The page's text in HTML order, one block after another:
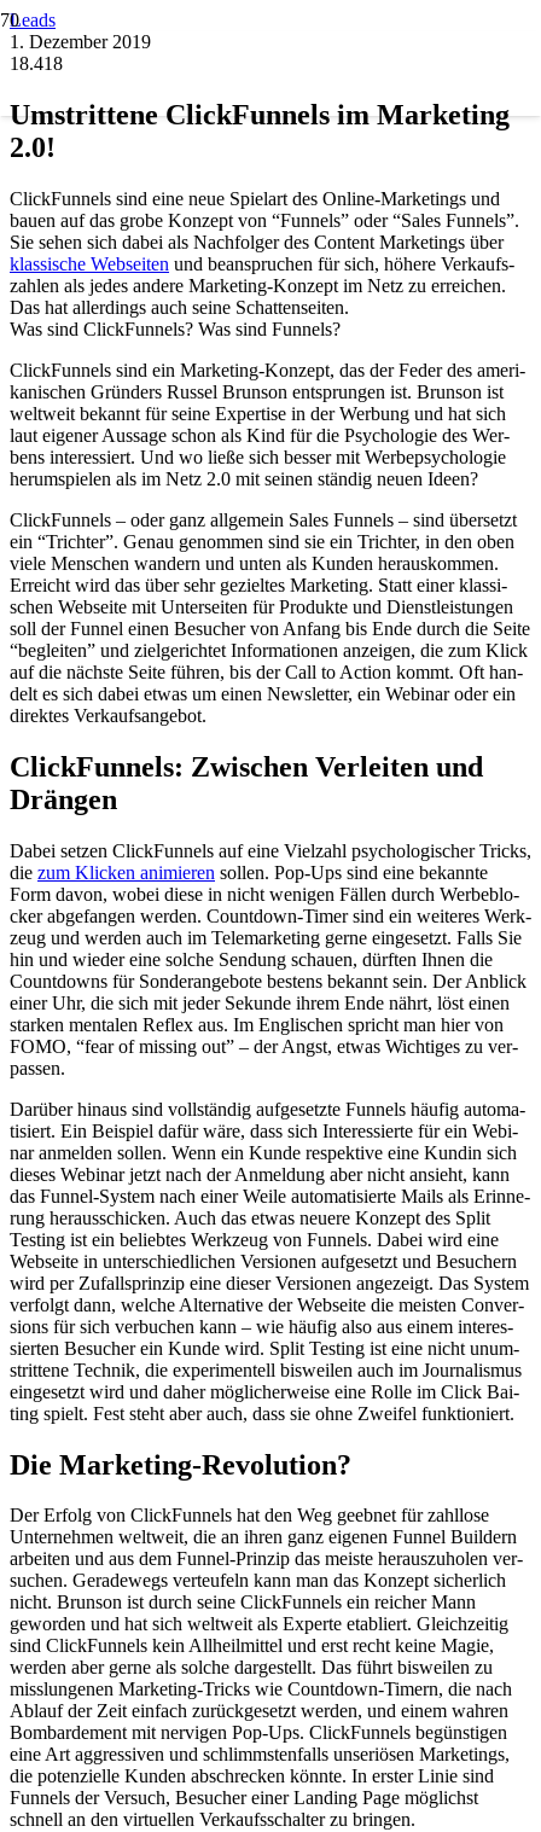
Leads
1. Dezember 2019
18.418
Umstrit­te­ne Click­Fun­nels im Mar­ke­ting
2.0!
Click­Fun­nels sind eine neue Spiel­art des Online-Mar­ke­tings und
bau­en auf das gro­be Kon­zept von “Fun­nels” oder “Sales Fun­nels”.
Sie sehen sich dabei als Nach­fol­ger des Con­tent Mar­ke­tings über
klas­si­sche Web­sei­ten und bean­spru­chen für sich, höhe­re Ver­kaufs­
zah­len als jedes ande­re Mar­ke­ting-Kon­zept im Netz zu errei­chen.
Das hat aller­dings auch sei­ne Schat­ten­sei­ten.
Was sind Click­Fun­nels? Was sind Fun­nels?
Click­Fun­nels sind ein Mar­ke­ting-Kon­zept, das der Feder des ame­ri­
ka­ni­schen Grün­ders Rus­sel Brun­son ent­sprun­gen ist. Brun­son ist
welt­weit bekannt für sei­ne Exper­ti­se in der Wer­bung und hat sich
laut eige­ner Aus­sa­ge schon als Kind für die Psy­cho­lo­gie des Wer­
bens inter­es­siert. Und wo lie­ße sich bes­ser mit Wer­be­psy­cho­lo­gie
her­um­spie­len als im Netz 2.0 mit sei­nen stän­dig neu­en Ideen?
Click­Fun­nels – oder ganz all­ge­mein Sales Fun­nels – sind über­setzt
ein “Trich­ter”. Genau genom­men sind sie ein Trich­ter, in den oben
vie­le Men­schen wan­dern und unten als Kun­den her­aus­kom­men.
Erreicht wird das über sehr geziel­tes Mar­ke­ting. Statt einer klas­si­
schen Web­sei­te mit Unter­sei­ten für Pro­duk­te und Dienst­leis­tun­gen
soll der Fun­nel einen Besu­cher von Anfang bis Ende durch die Sei­te
“beglei­ten” und ziel­ge­rich­tet Infor­ma­tio­nen anzei­gen, die zum Klick
auf die nächs­te Sei­te füh­ren, bis der Call to Action kommt. Oft han­
delt es sich dabei etwas um einen News­let­ter, ein Web­i­nar oder ein
direk­tes Ver­kaufs­an­ge­bot.
Click­Fun­nels: Zwi­schen Ver­lei­ten und
Drän­gen
Dabei set­zen Click­Fun­nels auf eine Viel­zahl psy­cho­lo­gi­scher Tricks,
die zum Kli­cken ani­mie­ren sol­len. Pop-Ups sind eine bekann­te
Form davon, wobei die­se in nicht weni­gen Fäl­len durch Wer­be­blo­
cker abge­fan­gen wer­den. Count­down-Timer sind ein wei­te­res Werk­
zeug und wer­den auch im Tele­mar­ke­ting ger­ne ein­ge­setzt. Falls Sie
hin und wie­der eine sol­che Sen­dung schau­en, dürf­ten Ihnen die
Count­downs für Son­der­an­ge­bo­te bes­tens bekannt sein. Der Anblick
einer Uhr, die sich mit jeder Sekun­de ihrem Ende nährt, löst einen
star­ken men­ta­len Reflex aus. Im Eng­li­schen spricht man hier von
FOMO, “fear of miss­ing out” – der Angst, etwas Wich­ti­ges zu ver­
pas­sen.
Dar­über hin­aus sind voll­stän­dig auf­ge­setz­te Fun­nels häu­fig auto­ma­
ti­siert. Ein Bei­spiel dafür wäre, dass sich Inter­es­sier­te für ein Web­i­
nar anmel­den sol­len. Wenn ein Kun­de respek­ti­ve eine Kun­din sich
die­ses Web­i­nar jetzt nach der Anmel­dung aber nicht ansieht, kann
das Fun­nel-Sys­tem nach einer Wei­le auto­ma­ti­sier­te Mails als Erin­ne­
rung her­aus­schi­cken. Auch das etwas neue­re Kon­zept des Split
Test­ing ist ein belieb­tes Werk­zeug von Fun­nels. Dabei wird eine
Web­sei­te in unter­schied­li­chen Ver­sio­nen auf­ge­setzt und Besu­chern
wird per Zufalls­prin­zip eine die­ser Ver­sio­nen ange­zeigt. Das Sys­tem
ver­folgt dann, wel­che Alter­na­ti­ve der Web­sei­te die meis­ten Con­ver­
si­ons für sich ver­bu­chen kann – wie häu­fig also aus einem inter­es­
sier­ten Besu­cher ein Kun­de wird. Split Test­ing ist eine nicht unum­
strit­te­ne Tech­nik, die expe­ri­men­tell bis­wei­len auch im Jour­na­lis­mus
ein­ge­setzt wird und daher mög­li­cher­wei­se eine Rol­le im Click Bai­
ting spielt. Fest steht aber auch, dass sie ohne Zwei­fel funk­tio­niert.
Die Mar­ke­ting-Revo­lu­ti­on?
Der Erfolg von Click­Fun­nels hat den Weg geeb­net für zahl­lo­se
Unter­neh­men welt­weit, die an ihren ganz eige­nen Fun­nel Buil­dern
arbei­ten und aus dem Fun­nel-Prin­zip das meis­te her­aus­zu­ho­len ver­
su­chen. Gera­de­wegs ver­teu­feln kann man das Kon­zept sicher­lich
nicht. Brun­son ist durch sei­ne Click­Fun­nels ein rei­cher Mann
gewor­den und hat sich welt­weit als Exper­te eta­bliert. Gleich­zei­tig
sind Click­Fun­nels kein All­heil­mit­tel und erst recht kei­ne Magie,
wer­den aber ger­ne als sol­che dar­ge­stellt. Das führt bis­wei­len zu
miss­lun­ge­nen Mar­ke­ting-Tricks wie Count­down-Timern, die nach
Ablauf der Zeit ein­fach zurück­ge­setzt wer­den, und einem wah­ren
Bom­bar­de­ment mit ner­vi­gen Pop-Ups. Click­Fun­nels begüns­ti­gen
eine Art aggres­si­ven und schlimms­ten­falls unse­riö­sen Mar­ke­tings,
die poten­zi­el­le Kun­den abschre­cken könn­te. In ers­ter Linie sind
Fun­nels der Ver­such, Besu­cher einer Landing Page mög­lichst
schnell an den vir­tu­el­len Ver­kaufs­schal­ter zu brin­gen.